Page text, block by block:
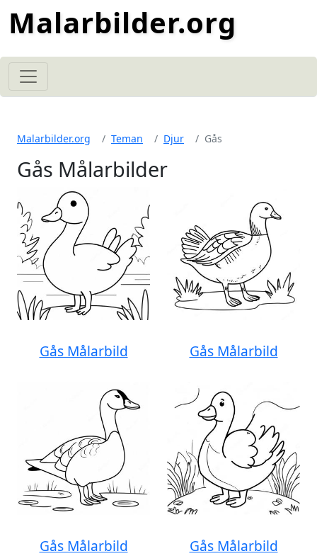
Malarbilder.org
Malarbilder.org Teman Djur Gås
Gås Målarbilder
Gås Målarbild Gås Målarbild
Gås Målarbild Gås Målarbild